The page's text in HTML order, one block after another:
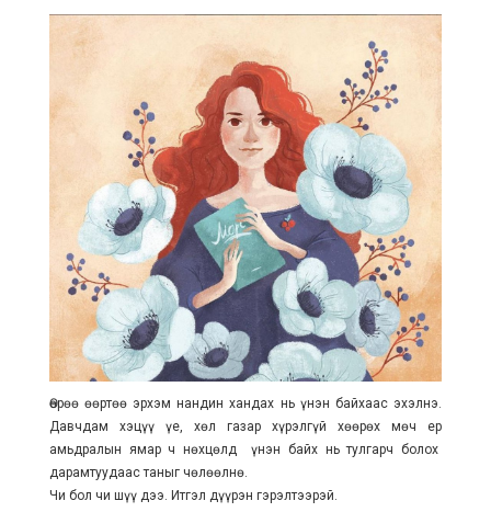
Өөрөө өөртөө эрхэм нандин хандах нь үнэн байхаас эхэлнэ.
Давчдам хэцүү үе, хөл газар хүрэлгүй хөөрөх мөч ер
амьдралын ямар ч нөхцөлд үнэн байх нь тулгарч болох
дарамтуудаас таныг чөлөөлнө.
Чи бол чи шүү дээ. Итгэл дүүрэн гэрэлтээрэй.